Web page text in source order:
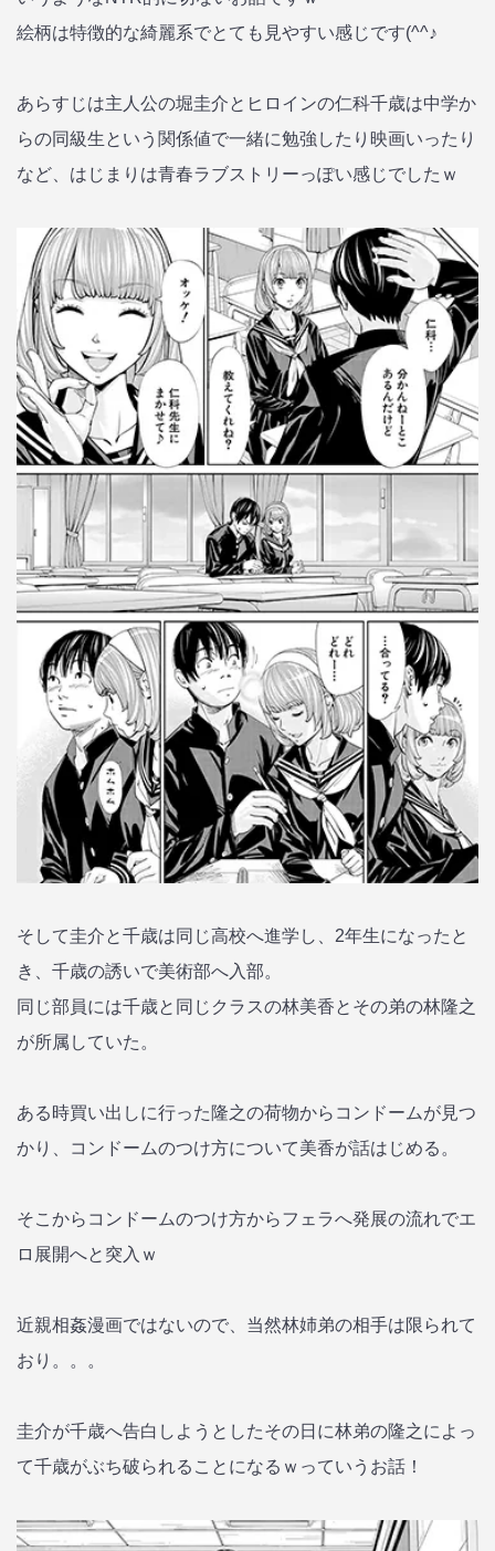
絵柄は特徴的な綺麗系でとても見やすい感じです(^^♪
あらすじは主人公の堀圭介とヒロインの仁科千歳は中学か
らの同級生という関係値で一緒に勉強したり映画いったり
など、はじまりは青春ラブストリーっぽい感じでしたｗ
そして圭介と千歳は同じ高校へ進学し、2年生になったと
き、千歳の誘いで美術部へ入部。
同じ部員には千歳と同じクラスの林美香とその弟の林隆之
が所属していた。
ある時買い出しに行った隆之の荷物からコンドームが見つ
かり、コンドームのつけ方について美香が話はじめる。
そこからコンドームのつけ方からフェラへ発展の流れでエ
ロ展開へと突入ｗ
近親相姦漫画ではないので、当然林姉弟の相手は限られて
おり。。。
圭介が千歳へ告白しようとしたその日に林弟の隆之によっ
て千歳がぶち破られることになるｗっていうお話！